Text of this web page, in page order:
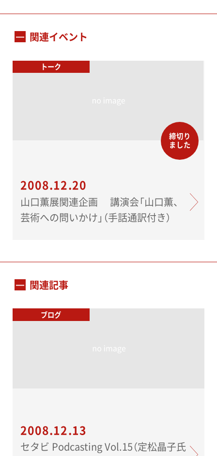
関連イベント
トーク
締切り
ました
2008.12.20
山口薫展関連企画 講演会「山口薫、
芸術への問いかけ」（手話通訳付き）
関連記事
ブログ
2008.12.13
セタビ Podcasting Vol.15（定松晶子氏